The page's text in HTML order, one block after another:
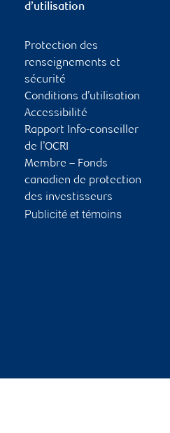
d’utilisation
Protection des
renseignements et
sécurité
Conditions d’utilisation
Accessibilité
Rapport Info-conseiller
de l’OCRI
Membre – Fonds
canadien de protection
des investisseurs
Publicité et témoins